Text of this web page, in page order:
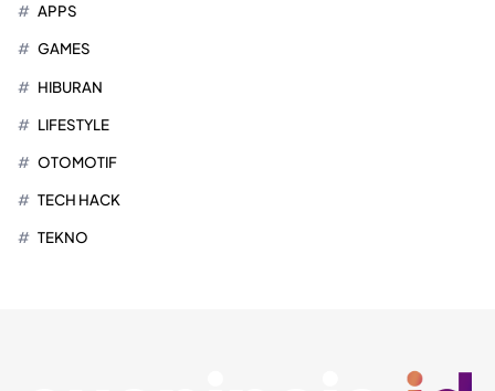
APPS
GAMES
HIBURAN
LIFESTYLE
OTOMOTIF
TECH HACK
TEKNO